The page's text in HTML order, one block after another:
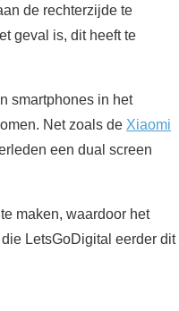
de rechterzijde te
geval is, dit heeft te
smartphones in het
Net zoals de Xiaomi
een dual screen
maken, waardoor het
die LetsGoDigital eerder dit